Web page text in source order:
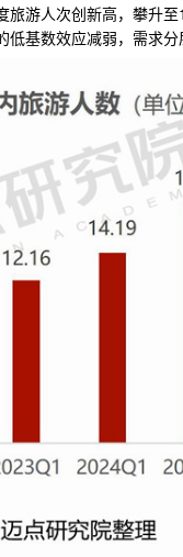
游人次创新高，攀升
基数效应减弱，需求分